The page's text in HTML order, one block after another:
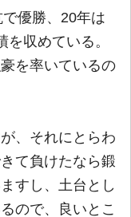
優勝、20年は
収めている。
を率いているの
、それにとらわ
て負けたなら鍛
すし、土台とし
ので、良いとこ